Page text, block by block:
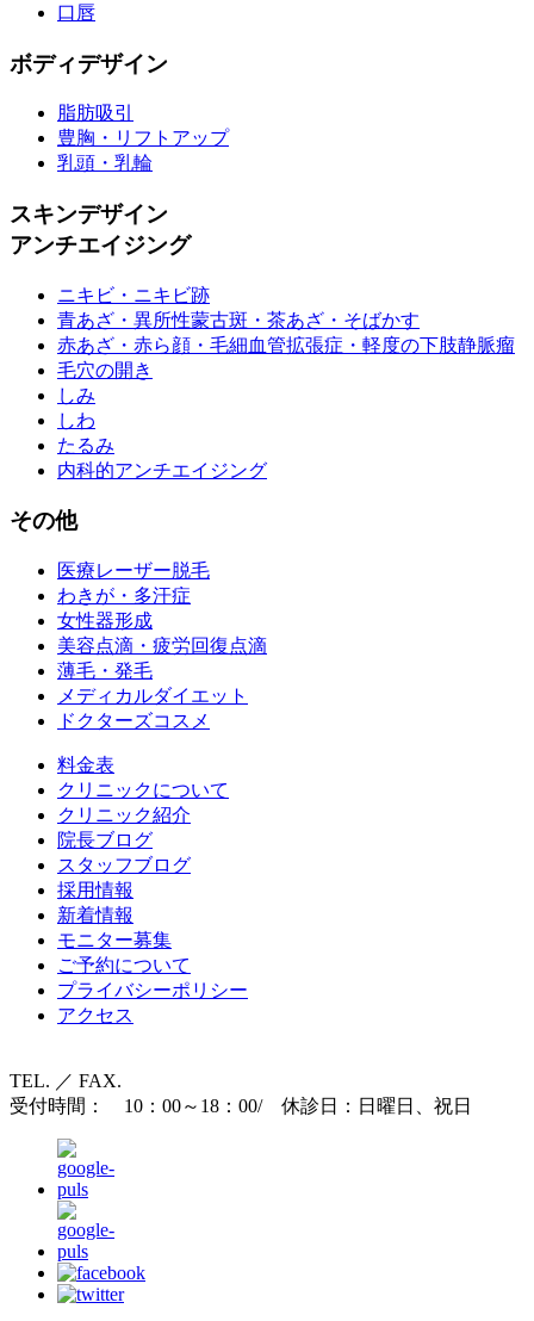
口唇
ボディデザイン
脂肪吸引
豊胸・リフトアップ
乳頭・乳輪
スキンデザイン
アンチエイジング
ニキビ・ニキビ跡
青あざ・異所性蒙古斑・茶あざ・そばかす
赤あざ・赤ら顔・毛細血管拡張症・軽度の下肢静脈瘤
毛穴の開き
しみ
しわ
たるみ
内科的アンチエイジング
その他
医療レーザー脱毛
わきが・多汗症
女性器形成
美容点滴・疲労回復点滴
薄毛・発毛
メディカルダイエット
ドクターズコスメ
料金表
クリニックについて
クリニック紹介
院長ブログ
スタッフブログ
採用情報
新着情報
モニター募集
ご予約について
プライバシーポリシー
アクセス
TEL. ／ FAX.
受付時間： 10：00～18：00/ 休診日：日曜日、祝日